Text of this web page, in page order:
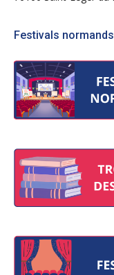
Festivals normands